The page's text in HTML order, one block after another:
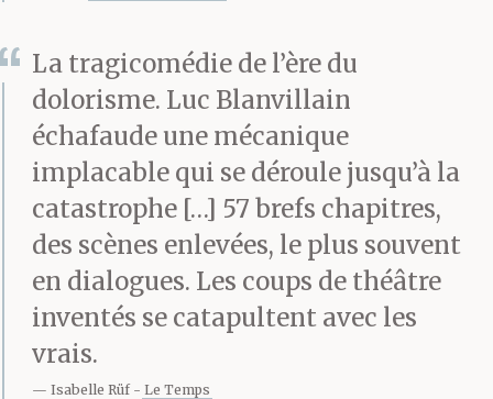
La tragicomédie de l’ère du
dolorisme. Luc Blanvillain
échafaude une mécanique
implacable qui se déroule jusqu’à la
catastrophe […] 57 brefs chapitres,
des scènes enlevées, le plus souvent
en dialogues. Les coups de théâtre
inventés se catapultent avec les
vrais.
Isabelle Rüf Le Temps